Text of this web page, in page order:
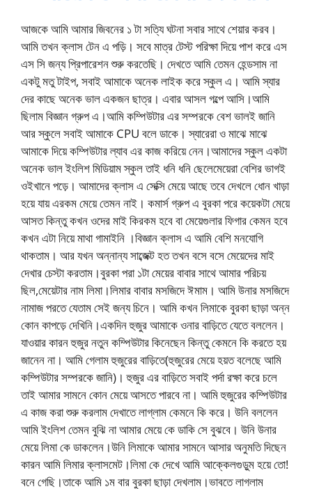
আজকে আমি আমার জিবনের ১ টা সত্যি ঘটনা সবার সাথে শেয়ার করব।
আমি তখন ক্লাস টেন এ পড়ি। সবে মাত্র টেস্ট পরিক্ষা দিয়ে পাশ করে এস
এস সি জন্য প্রিপারেশন শুরু করতেছি। দেখতে আমি তেমন হেন্ডসাম না
একটু মতু টাইপ, সবাই আমাকে অনেক লাইক করে স্কুল এ। আমি স্যার
দের কাছে অনেক ভাল একজন ছাত্র। এবার আসল গল্পে আসি।আমি
ছিলাম বিজ্ঞান গ্রুপ এ।আমি কম্পিউটার এর সম্পরকে বেশ ভালই জানি
আর স্কুলে সবাই আমাকে CPU বলে ডাকে। স্যারেরা ও মাঝে মাঝে
আমাকে দিয়ে কম্পিউটার ল্যাব এর কাজ করিয়ে নেন।আমাদের স্কুল একটা
অনেক ভাল ইংলিশ মিডিয়াম স্কুল তাই ধনি ধনি ছেলেমেয়েরা বেশির ভাগই
ওইখানে পড়ে। আমাদের ক্লাস এ সেক্সি মেয়ে আছে তবে দেখলে ধোন খাড়া
হয়ে যায় এরকম মেয়ে তেমন নাই। কমার্স গ্রুপ এ বুরকা পরে কয়েকটা মেয়ে
আসত কিন্তু কখন ওদের মাই কিরকম হবে বা মেয়েগুলার ফিগার কেমন হবে
কখন এটা নিয়ে মাথা গামাইনি ।বিজ্ঞান ক্লাস এ আমি বেশি মনযোগি
থাকতাম। আর যখন অন্নান্য সাব্জেক্ট হত তখন বসে বসে মেয়েদের মাই
দেখার চেস্টা করতাম।বুরকা পরা ১টা মেয়ের বাবার সাথে আমার পরিচয়
ছিল,মেয়েটার নাম লিমা।লিমার বাবার মসজিদে ঈমাম। আমি উনার মসজিদে
নামাজ পরতে যেতাম সেই জন্য চিনে। আমি কখন লিমাকে বুরকা ছাড়া অন্ন
কোন কাপড়ে দেখিনি।একদিন হুজুর আমাকে ওনার বাড়িতে যেতে বললেন।
যাওয়ার কারন হুজুর নতুন কম্পিউটার কিনেছেন কিন্তু কেমনে কি করতে হয়
জানেন না। আমি গেলাম হুজুরের বাড়িতে(হুজুরের মেয়ে হয়ত বলেছে আমি
কম্পিউটার সম্পরকে জানি)। হুজুর এর বাড়িতে সবাই পর্দা রক্ষা করে চলে
তাই আমার সামনে কোন মেয়ে আসতে পারবে না। আমি হুজুরের কম্পিউটার
এ কাজ করা শুরু করলাম দেখাতে লাগ্লাম কেমনে কি করে। উনি বললেন
আমি ইংলিশ তেমন বুঝি না আমার মেয়ে কে ডাকি সে বুঝবে। উনি উনার
মেয়ে লিমা কে ডাকলেন।উনি লিমাকে আমার সামনে আসার অনুমতি দিছেন
কারন আমি লিমার ক্লাসমেট।লিমা কে দেখে আমি আক্কেলগুড়ুম হয়ে তো!
বনে গেছি।তাকে আমি ১ম বার বুরকা ছাড়া দেখলাম।ভাবতে লাগলাম